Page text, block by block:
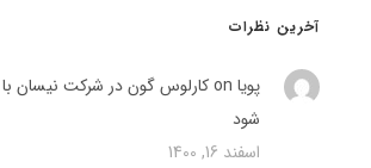
آخرین نظرات
پویا on
کارلوس گون در شرکت نیسان
شود
اسفند 16, 1400